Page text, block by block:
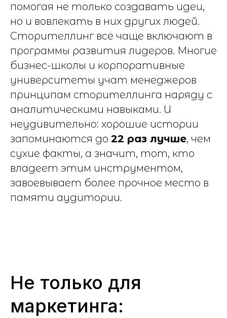
помогая не только создавать идеи,
но и вовлекать в них других людей.
Сторителлинг всё чаще включают в
программы развития лидеров. Многие
бизнес-школы и корпоративные
университеты учат менеджеров
принципам сторителлинга наряду с
аналитическими навыками. И
неудивительно: хорошие истории
запоминаются до 22 раз лучше, чем
сухие факты, а значит, тот, кто
владеет этим инструментом,
завоевывает более прочное место в
памяти аудитории.
Не только для
маркетинга: